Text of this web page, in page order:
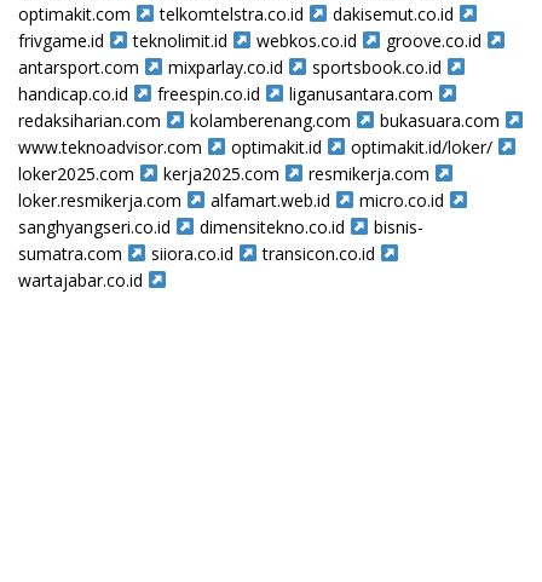
optimakit.com
telkomtelstra.co.id
dakisemut.co.id
frivgame.id
teknolimit.id webkos.co.id
groove.co.id
antarsport.com
mixparlay.co.id
sportsbook.co.id
handicap.co.id
freespin.co.id
liganusantara.com
redaksiharian.com
kolamberenang.com
bukasuara.com
www.teknoadvisor.com
optimakit.id
optimakit.id/loker/
loker2025.com
kerja2025.com
resmikerja.com
loker.resmikerja.com
alfamart.web.id
micro.co.id
sanghyangseri.co.id
dimensitekno.co.id
bisnis-
sumatra.com
siiora.co.id
transicon.co.id
wartajabar.co.id